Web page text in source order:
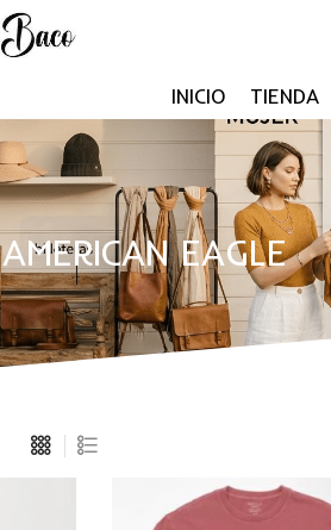
INICIO TIENDA
AMERICAN EAGLE